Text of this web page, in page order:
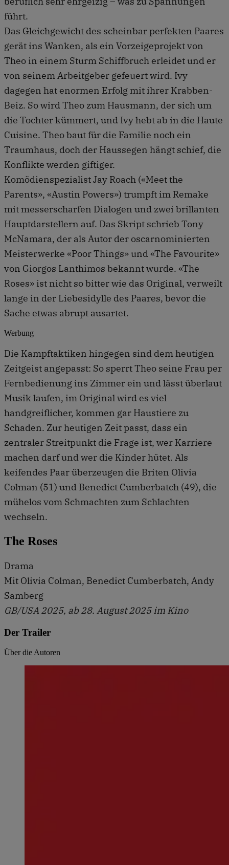
führt.
Das Gleichgewicht des scheinbar perfekten Paares
gerät ins Wanken, als ein Vorzeigeprojekt von
Theo in einem Sturm Schiffbruch erleidet und er
von seinem Arbeitgeber gefeuert wird. Ivy
dagegen hat enormen Erfolg mit ihrer Krabben-
Beiz. So wird Theo zum Hausmann, der sich um
die Tochter kümmert, und Ivy hebt ab in die Haute
Cuisine. Theo baut für die Familie noch ein
Traumhaus, doch der Haussegen hängt schief, die
Konflikte werden giftiger.
Komödienspezialist Jay Roach («Meet the
Parents», «Austin Powers») trumpft im Remake
mit messerscharfen Dialogen und zwei brillanten
Hauptdarstellern auf. Das Skript schrieb Tony
McNamara, der als Autor der oscarnominierten
Meisterwerke «Poor Things» und «The Favourite»
von Giorgos Lanthimos bekannt wurde. «The
Roses» ist nicht so bitter wie das Original, verweilt
lange in der Liebesidylle des Paares, bevor die
Sache etwas abrupt ausartet.
Werbung
Die Kampftaktiken hingegen sind dem heutigen
Zeitgeist angepasst: So sperrt Theo seine Frau per
Fernbedienung ins Zimmer ein und lässt überlaut
Musik laufen, im Original wird es viel
handgreiflicher, kommen gar Haustiere zu
Schaden. Zur heutigen Zeit passt, dass ein
zentraler Streitpunkt die Frage ist, wer Karriere
machen darf und wer die Kinder hütet. Als
keifendes Paar überzeugen die Briten Olivia
Colman (51) und Benedict Cumberbatch (49), die
mühelos vom Schmachten zum Schlachten
wechseln.
The Roses
Drama
Mit Olivia Colman, Benedict Cumberbatch, Andy
Samberg
GB/USA 2025, ab 28. August 2025 im Kino
Der Trailer
Über die Autoren